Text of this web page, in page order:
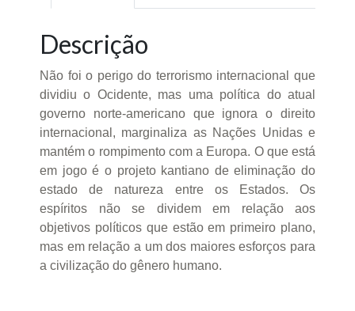
Descrição
Não foi o perigo do terrorismo internacional que
dividiu o Ocidente, mas uma política do atual
governo norte-americano que ignora o direito
internacional, marginaliza as Nações Unidas e
mantém o rompimento com a Europa. O que está
em jogo é o projeto kantiano de eliminação do
estado de natureza entre os Estados. Os
espíritos não se dividem em relação aos
objetivos políticos que estão em primeiro plano,
mas em relação a um dos maiores esforços para
a civilização do gênero humano.